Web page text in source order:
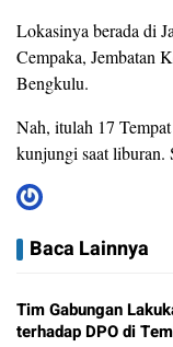
Lokasinya berada di
Cempaka, Jembatan
Bengkulu.
Nah, itulah 17
kunjungi saat liburan.
Baca Lainnya
Tim Gabungan
terhadap DPO di